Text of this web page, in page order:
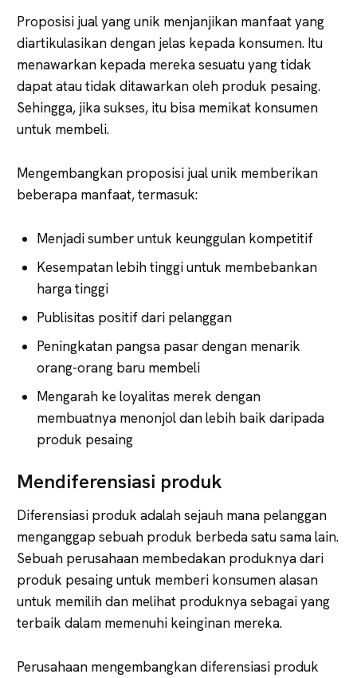
Proposisi jual yang unik menjanjikan manfaat yang
diartikulasikan dengan jelas kepada konsumen. Itu
menawarkan kepada mereka sesuatu yang tidak
dapat atau tidak ditawarkan oleh produk pesaing.
Sehingga, jika sukses, itu bisa memikat konsumen
untuk membeli.
Mengembangkan proposisi jual unik memberikan
beberapa manfaat, termasuk:
Menjadi sumber untuk keunggulan kompetitif
Kesempatan lebih tinggi untuk membebankan
harga tinggi
Publisitas positif dari pelanggan
Peningkatan pangsa pasar dengan menarik
orang-orang baru membeli
Mengarah ke loyalitas merek dengan
membuatnya menonjol dan lebih baik daripada
produk pesaing
Mendiferensiasi produk
Diferensiasi produk adalah sejauh mana pelanggan
menganggap sebuah produk berbeda satu sama lain.
Sebuah perusahaan membedakan produknya dari
produk pesaing untuk memberi konsumen alasan
untuk memilih dan melihat produknya sebagai yang
terbaik dalam memenuhi keinginan mereka.
Perusahaan mengembangkan diferensiasi produk